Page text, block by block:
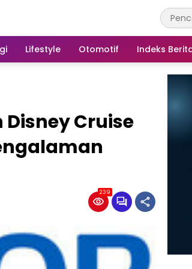
Lifestyle Otomotif Indeks
Cruise
239